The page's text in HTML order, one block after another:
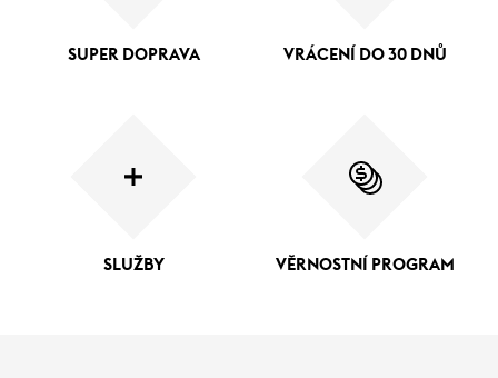
SUPER DOPRAVA VRÁCENÍ DO 30 DNŮ
SLUŽBY VĚRNOSTNÍ PROGRAM